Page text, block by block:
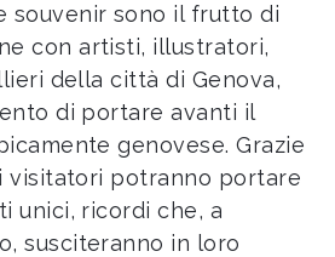
souvenir sono il frutto di
con artisti, illustratori,
della città di Genova,
di portare avanti il
genovese. Grazie
visitatori potranno portare
unici, ricordi che, a
susciteranno in loro